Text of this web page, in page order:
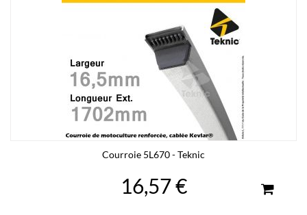
Courroie 5L670 - Teknic
16,57 €